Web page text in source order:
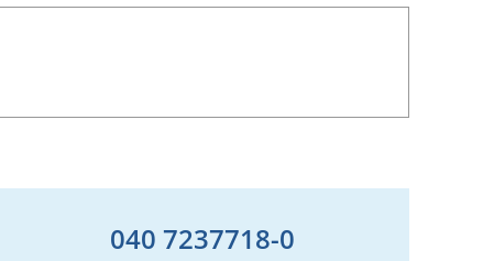
040 7237718-0